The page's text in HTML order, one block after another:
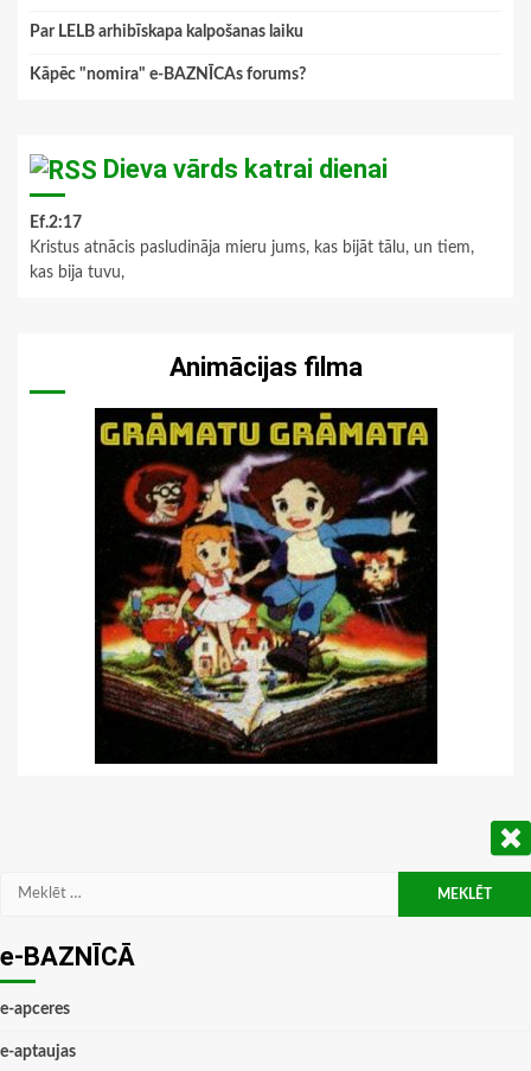
Par LELB arhibīskapa kalpošanas laiku
Kāpēc "nomira" e-BAZNĪCAs forums?
Dieva vārds katrai dienai
Ef.2:17
Kristus atnācis pasludināja mieru jums, kas bijāt tālu, un tiem,
kas bija tuvu,
Animācijas filma
Meklēt:
e-BAZNĪCĀ
e-apceres
e-aptaujas